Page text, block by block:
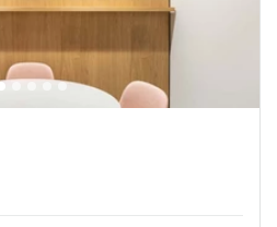
202, Haarlemmermeer